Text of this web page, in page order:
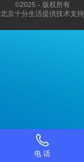
©2025 - 版权所有
北京十分生活提供技术支持
电 话